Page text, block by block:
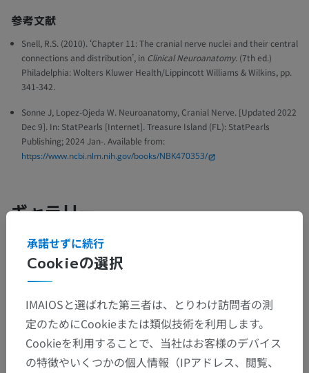
参考文献
Snell, R.S. (2010). ‘Chapter 11: The cranial nerve nuclei and their central
connections and distribution’, in Clinical Neuroanatomy. (7th ed.)
Philadelphia: Wolters Kluwer Health/Lippincott Williams & Wilkins, pp.
341-342.
Sonne J, Lopez-Ojeda W. Neuroanatomy, Cranial Nerve. [Updated 2022
Dec 9]. In: StatPearls [Internet]. Treasure Island (FL): StatPearls
Publishing; 2024 Jan-. Available from:
https://www.ncbi.nlm.nih.gov/books/NBK470353/
ギャラリー
Cookieの選択
承諾せずに続行
IMAIOSと選ばれた第三者は、とりわけ訪問者の測
定のためにCookieまたは類似技術を利用します。
Cookieを利用することで、当社はお客様のデバイス
の特徴やいくつかの個人情報（IPアドレス、閲覧、